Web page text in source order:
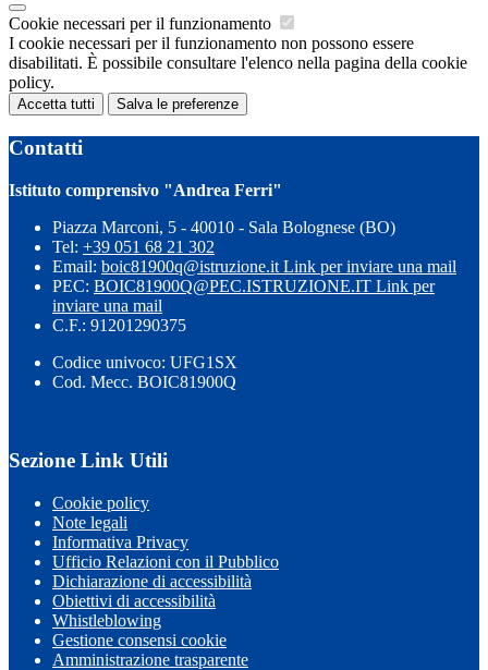
Cookie necessari per il funzionamento
I cookie necessari per il funzionamento non possono essere
disabilitati. È possibile consultare l'elenco nella pagina della cookie
policy.
Accetta tutti Salva le preferenze
Contatti
Istituto comprensivo "Andrea Ferri"
Piazza Marconi, 5 - 40010 - Sala Bolognese (BO)
Tel: +39 051 68 21 302
Email: boic81900q@istruzione.it Link per inviare una mail
PEC: BOIC81900Q@PEC.ISTRUZIONE.IT Link per
inviare una mail
C.F.: 91201290375
Codice univoco: UFG1SX
Cod. Mecc. BOIC81900Q
Sezione Link Utili
Cookie policy
Note legali
Informativa Privacy
Ufficio Relazioni con il Pubblico
Dichiarazione di accessibilità
Obiettivi di accessibilità
Whistleblowing
Gestione consensi cookie
Amministrazione trasparente